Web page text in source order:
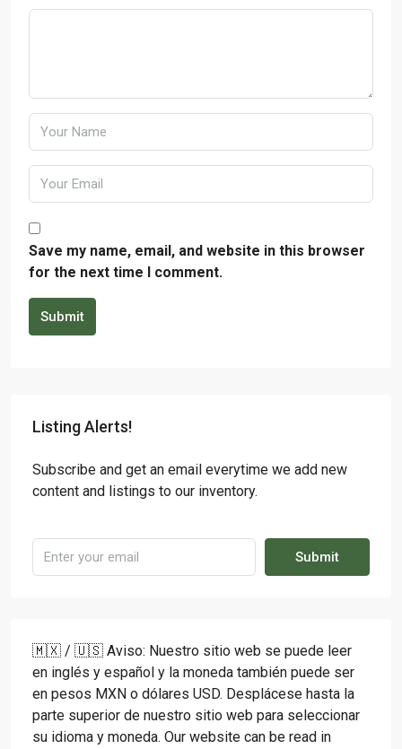
Save my name, email, and website in this browser
for the next time I comment.
Submit
Listing Alerts!
Subscribe and get an email everytime we add new
content and listings to our inventory.
Submit
🇲🇽 / 🇺🇸 Aviso: Nuestro sitio web se puede leer
en inglés y español y la moneda también puede ser
en pesos MXN o dólares USD. Desplácese hasta la
parte superior de nuestro sitio web para seleccionar
su idioma y moneda. Our website can be read in